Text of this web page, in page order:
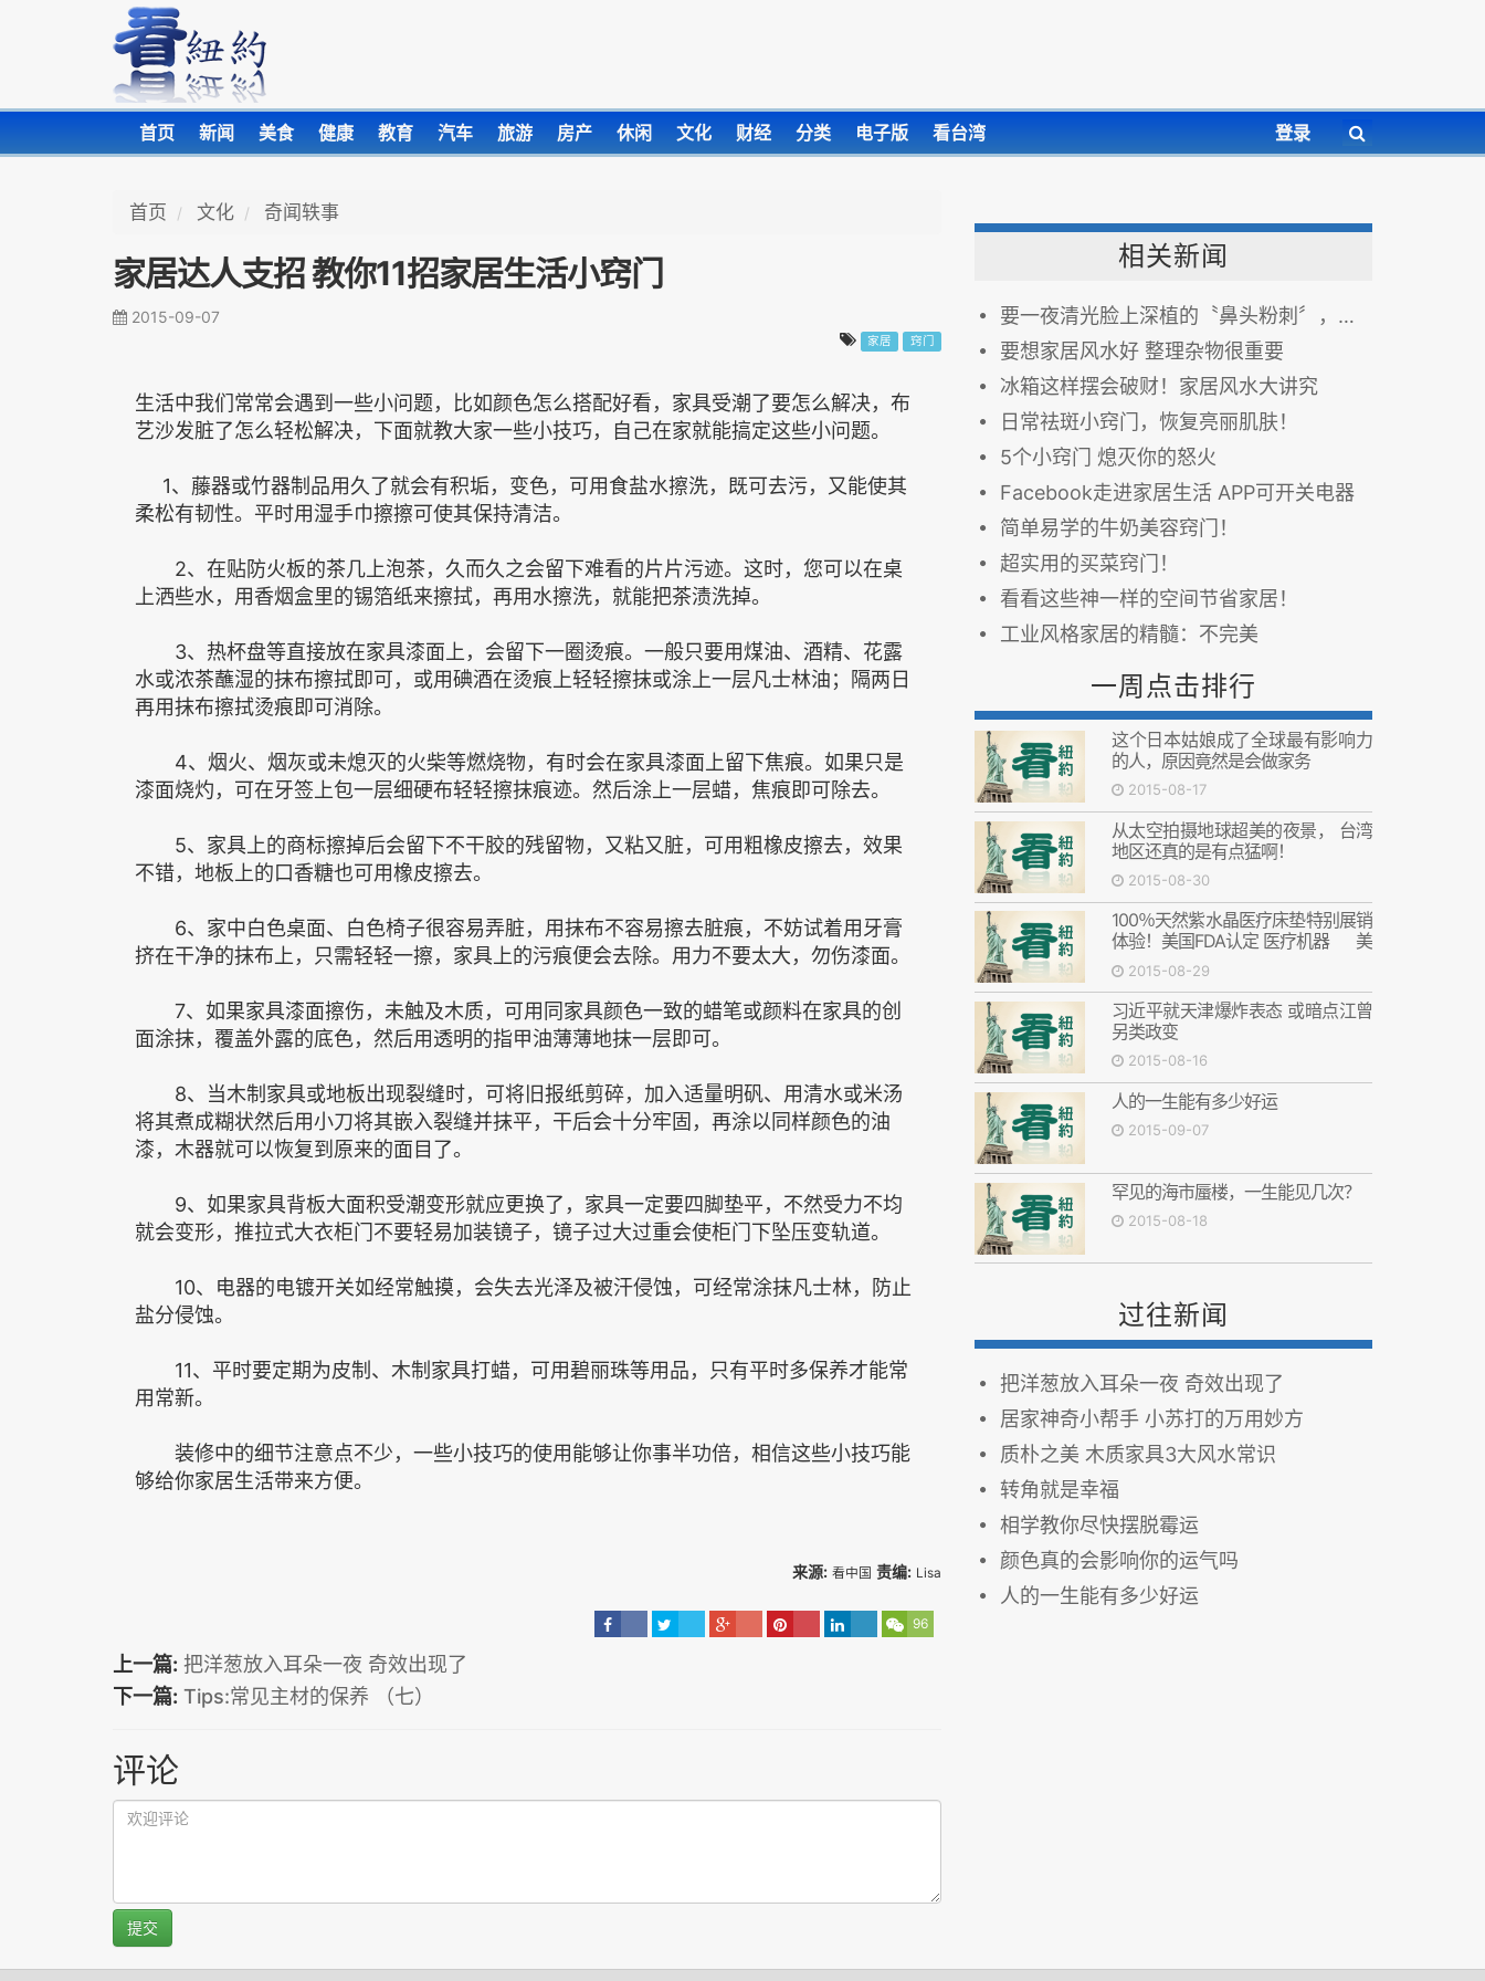
首页 新闻 美食 健康 教育 汽车 旅游 房产 休闲 文化 财经 分类 电子版 看台湾 登录
首页 文化 奇闻轶事
家居达人支招 教你11招家居生活小窍门
2015-09-07
家居 窍门
生活中我们常常会遇到一些小问题，比如颜色怎么搭配好看，家具受潮了要怎么解决，布
艺沙发脏了怎么轻松解决，下面就教大家一些小技巧，自己在家就能搞定这些小问题。
1、藤器或竹器制品用久了就会有积垢，变色，可用食盐水擦洗，既可去污，又能使其
柔松有韧性。平时用湿手巾擦擦可使其保持清洁。
2、在贴防火板的茶几上泡茶，久而久之会留下难看的片片污迹。这时，您可以在桌
上洒些水，用香烟盒里的锡箔纸来擦拭，再用水擦洗，就能把茶渍洗掉。
3、热杯盘等直接放在家具漆面上，会留下一圈烫痕。一般只要用煤油、酒精、花露
水或浓茶蘸湿的抹布擦拭即可，或用碘酒在烫痕上轻轻擦抹或涂上一层凡士林油；隔两日
再用抹布擦拭烫痕即可消除。
4、烟火、烟灰或未熄灭的火柴等燃烧物，有时会在家具漆面上留下焦痕。如果只是
漆面烧灼，可在牙签上包一层细硬布轻轻擦抹痕迹。然后涂上一层蜡，焦痕即可除去。
5、家具上的商标擦掉后会留下不干胶的残留物，又粘又脏，可用粗橡皮擦去，效果
不错，地板上的口香糖也可用橡皮擦去。
6、家中白色桌面、白色椅子很容易弄脏，用抹布不容易擦去脏痕，不妨试着用牙膏
挤在干净的抹布上，只需轻轻一擦，家具上的污痕便会去除。用力不要太大，勿伤漆面。
7、如果家具漆面擦伤，未触及木质，可用同家具颜色一致的蜡笔或颜料在家具的创
面涂抹，覆盖外露的底色，然后用透明的指甲油薄薄地抹一层即可。
8、当木制家具或地板出现裂缝时，可将旧报纸剪碎，加入适量明矾、用清水或米汤
将其煮成糊状然后用小刀将其嵌入裂缝并抹平，干后会十分牢固，再涂以同样颜色的油
漆，木器就可以恢复到原来的面目了。
9、如果家具背板大面积受潮变形就应更换了，家具一定要四脚垫平，不然受力不均
就会变形，推拉式大衣柜门不要轻易加装镜子，镜子过大过重会使柜门下坠压变轨道。
10、电器的电镀开关如经常触摸，会失去光泽及被汗侵蚀，可经常涂抹凡士林，防止
盐分侵蚀。
11、平时要定期为皮制、木制家具打蜡，可用碧丽珠等用品，只有平时多保养才能常
用常新。
装修中的细节注意点不少，一些小技巧的使用能够让你事半功倍，相信这些小技巧能
够给你家居生活带来方便。
来源: 看中国 责编: Lisa
96
上一篇: 把洋葱放入耳朵一夜 奇效出现了
下一篇: Tips:常见主材的保养 （七）
评论
提交
相关新闻
要一夜清光脸上深植的〝鼻头粉刺〞，这 6 种家居小物或可做到！
要想家居风水好 整理杂物很重要
冰箱这样摆会破财！家居风水大讲究
日常祛斑小窍门，恢复亮丽肌肤！
5个小窍门 熄灭你的怒火
Facebook走进家居生活 APP可开关电器
简单易学的牛奶美容窍门！
超实用的买菜窍门！
看看这些神一样的空间节省家居！
工业风格家居的精髓：不完美
一周点击排行
这个日本姑娘成了全球最有影响力
的人，原因竟然是会做家务
2015-08-17
从太空拍摄地球超美的夜景， 台湾
地区还真的是有点猛啊！
2015-08-30
100％天然紫水晶医疗床垫特别展销
体验！美国FDA认定 医疗机器 美
国FDA认定 医疗机器
2015-08-29
习近平就天津爆炸表态 或暗点江曾
另类政变
2015-08-16
人的一生能有多少好运
2015-09-07
罕见的海市蜃楼，一生能见几次？
2015-08-18
过往新闻
把洋葱放入耳朵一夜 奇效出现了
居家神奇小帮手 小苏打的万用妙方
质朴之美 木质家具3大风水常识
转角就是幸福
相学教你尽快摆脱霉运
颜色真的会影响你的运气吗
人的一生能有多少好运